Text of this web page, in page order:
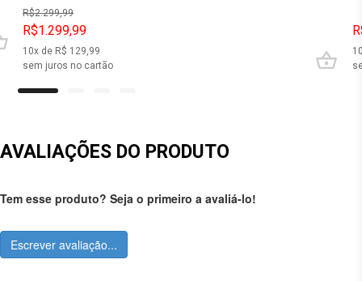
R$2.299,99
R$1.299,99
10x de R$ 129,99
sem juros no cartão
AVALIAÇÕES DO PRODUTO
Tem esse produto? Seja o primeiro a avaliá-lo!
Escrever avaliação...